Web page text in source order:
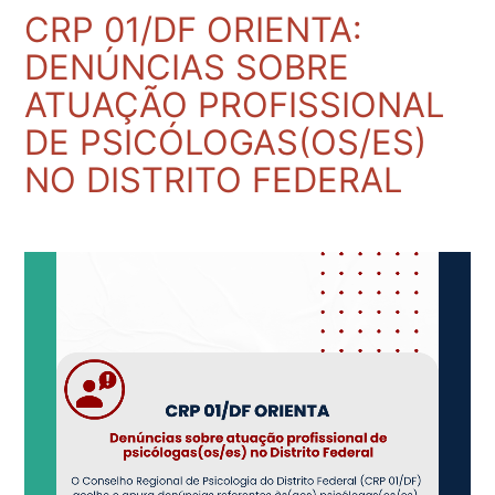
CRP 01/DF ORIENTA:
DENÚNCIAS SOBRE
ATUAÇÃO PROFISSIONAL
DE PSICÓLOGAS(OS/ES)
NO DISTRITO FEDERAL